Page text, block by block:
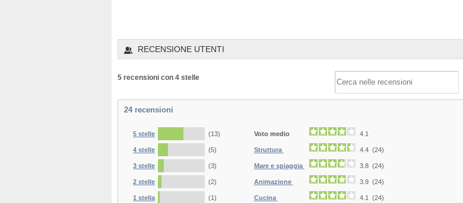
RECENSIONE UTENTI
5 recensioni con 4 stelle
24recensioni
5 stelle (13)
4 stelle (5)
3 stelle (3)
2 stelle (2)
1 stella (1)
Voto medio 4.1
Struttura 4.4 (24)
Mare e spiaggia 3.8 (24)
Animazione 3.9 (24)
Cucina 4.1 (24)